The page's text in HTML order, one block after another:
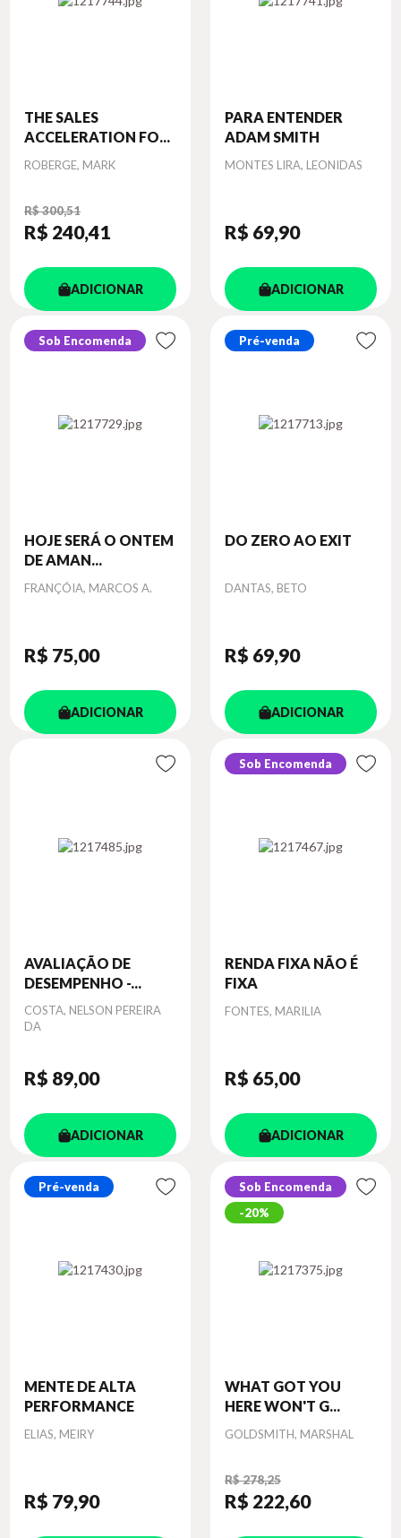
THE SALES
ACCELERATION FO...
Autor
ROBERGE, MARK
R$ 300,51
R$ 240,41
ADICIONAR
PARA ENTENDER
ADAM SMITH
Autor
MONTES LIRA, LEONIDAS
R$ 69,90
ADICIONAR
Sob Encomenda
HOJE SERÁ O ONTEM
DE AMAN...
Autor
FRANÇÓIA, MARCOS A.
R$ 75,00
ADICIONAR
Pré-venda
DO ZERO AO EXIT
Autor
DANTAS, BETO
R$ 69,90
ADICIONAR
AVALIAÇÃO DE
DESEMPENHO -...
Autor
COSTA, NELSON PEREIRA
DA
R$ 89,00
ADICIONAR
Sob Encomenda
RENDA FIXA NÃO É
FIXA
Autor
FONTES, MARILIA
R$ 65,00
ADICIONAR
Pré-venda
MENTE DE ALTA
PERFORMANCE
Autor
ELIAS, MEIRY
R$ 79,90
Sob Encomenda
20%
WHAT GOT YOU
HERE WON'T G...
Autor
GOLDSMITH, MARSHAL
R$ 278,25
R$ 222,60